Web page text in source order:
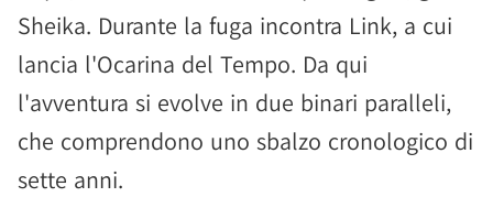
Sheika. Durante la fuga incontra Link, a cui
lancia l'Ocarina del Tempo. Da qui
l'avventura si evolve in due binari paralleli,
che comprendono uno sbalzo cronologico di
sette anni.